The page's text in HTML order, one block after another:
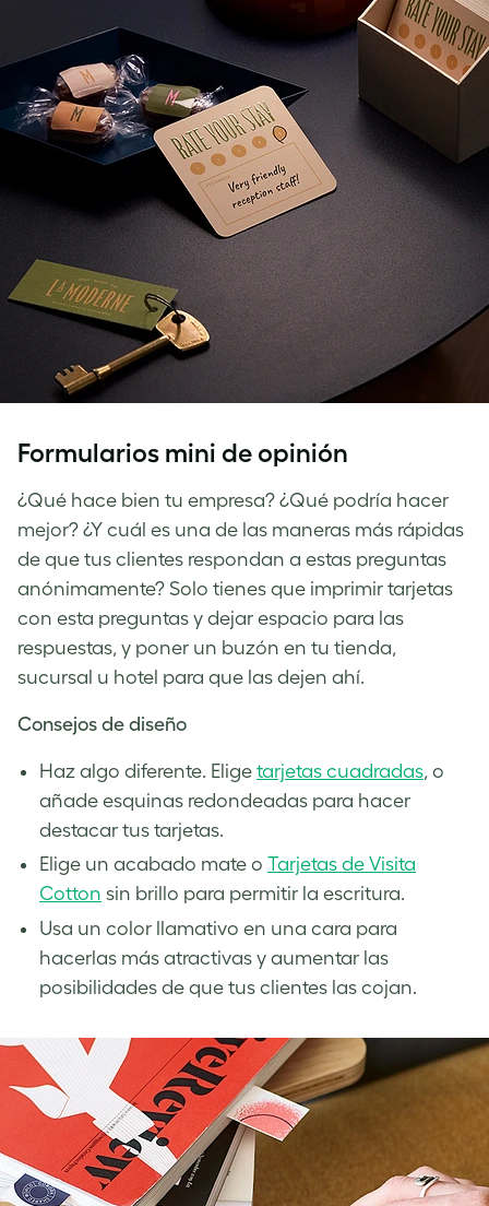
Formularios mini de opinión
¿Qué hace bien tu empresa? ¿Qué podría hacer
mejor? ¿Y cuál es una de las maneras más rápidas
de que tus clientes respondan a estas preguntas
anónimamente? Solo tienes que imprimir tarjetas
con esta preguntas y dejar espacio para las
respuestas, y poner un buzón en tu tienda,
sucursal u hotel para que las dejen ahí.
Consejos de diseño
Haz algo diferente. Elige tarjetas cuadradas, o
añade esquinas redondeadas para hacer
destacar tus tarjetas.
Elige un acabado mate o Tarjetas de Visita
Cotton sin brillo para permitir la escritura.
Usa un color llamativo en una cara para
hacerlas más atractivas y aumentar las
posibilidades de que tus clientes las cojan.